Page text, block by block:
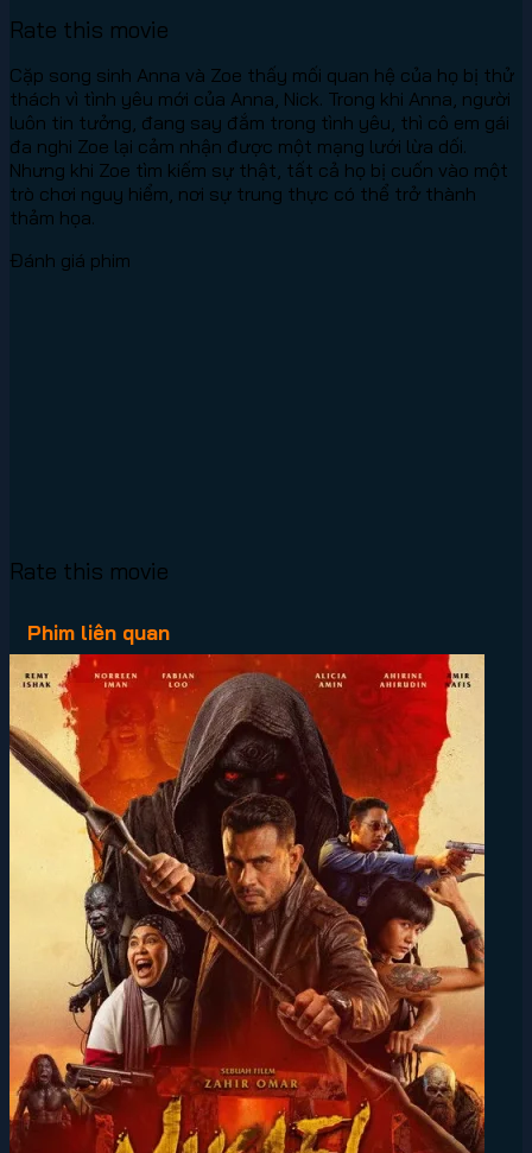
Rate this movie
Cặp song sinh Anna và Zoe thấy mối quan hệ của họ bị thử
thách vì tình yêu mới của Anna, Nick. Trong khi Anna, người
luôn tin tưởng, đang say đắm trong tình yêu, thì cô em gái
đa nghi Zoe lại cảm nhận được một mạng lưới lừa dối.
Nhưng khi Zoe tìm kiếm sự thật, tất cả họ bị cuốn vào một
trò chơi nguy hiểm, nơi sự trung thực có thể trở thành
thảm họa.
Đánh giá phim
Rate this movie
Phim liên quan